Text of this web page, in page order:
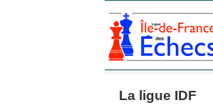
La ligue IDF